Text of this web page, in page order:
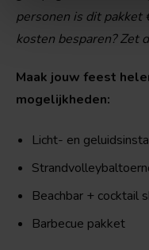
personen is dit
kosten besparen? Zet
Maak jouw feest
mogelijkheden:
Licht- en
Beachbar + cocktail
Barbecue pakket